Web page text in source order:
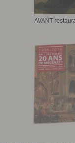
AVANT